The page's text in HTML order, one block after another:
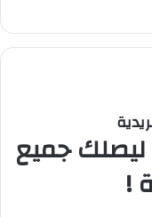
ليصلك جميع
!